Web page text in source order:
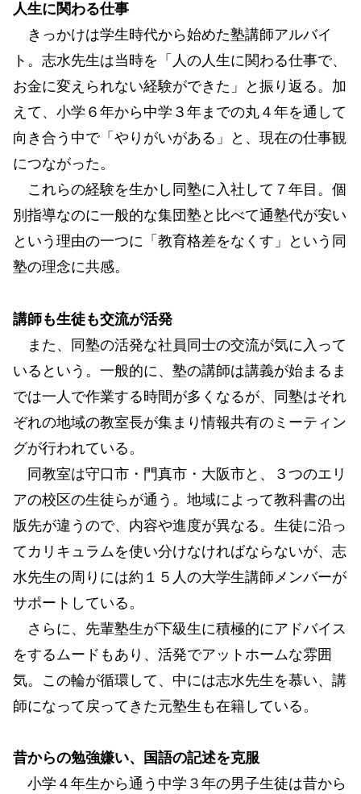
人生に関わる仕事
きっかけは学生時代から始めた塾講師アルバイ
ト。志水先生は当時を「人の人生に関わる仕事で、
お金に変えられない経験ができた」と振り返る。加
えて、小学６年から中学３年までの丸４年を通して
向き合う中で「やりがいがある」と、現在の仕事観
につながった。
これらの経験を生かし同塾に入社して７年目。個
別指導なのに一般的な集団塾と比べて通塾代が安い
という理由の一つに「教育格差をなくす」という同
塾の理念に共感。
講師も生徒も交流が活発
また、同塾の活発な社員同士の交流が気に入って
いるという。一般的に、塾の講師は講義が始まるま
では一人で作業する時間が多くなるが、同塾はそれ
ぞれの地域の教室長が集まり情報共有のミーティン
グが行われている。
同教室は守口市・門真市・大阪市と、３つのエリ
アの校区の生徒らが通う。地域によって教科書の出
版先が違うので、内容や進度が異なる。生徒に沿っ
てカリキュラムを使い分けなければならないが、志
水先生の周りには約１５人の大学生講師メンバーが
サポートしている。
さらに、先輩塾生が下級生に積極的にアドバイス
をするムードもあり、活発でアットホームな雰囲
気。この輪が循環して、中には志水先生を慕い、講
師になって戻ってきた元塾生も在籍している。
昔からの勉強嫌い、国語の記述を克服
小学４年生から通う中学３年の男子生徒は昔から